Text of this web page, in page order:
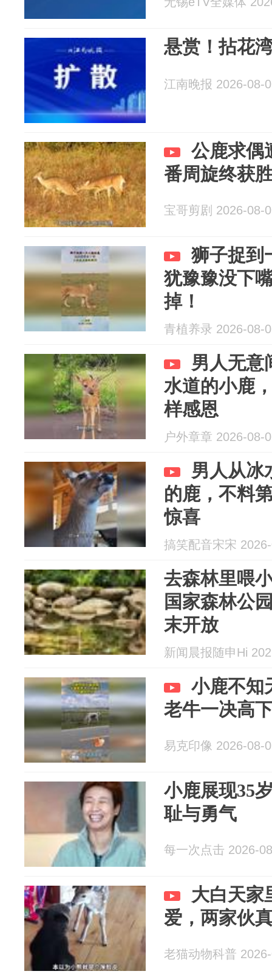
悬赏！拈花
江南晚报 2026-08-
公鹿求偶
番周旋终获
宝哥剪剧 2026-08-
狮子捉到
犹豫豫没下
掉！
青植养录 2026-08-
男人无意
水道的小鹿
样感恩
户外章章 2026-08-
男人从冰
的鹿，不料
惊喜
搞笑配音宋宋
去森林里喂
国家森林公
末开放
新闻晨报随申Hi
小鹿不知
老牛一决高
易克印像 2026-08-
小鹿展现35
耻与勇气
每一次点击 2026-
大白天家
爱，两家伙
老猫动物科普